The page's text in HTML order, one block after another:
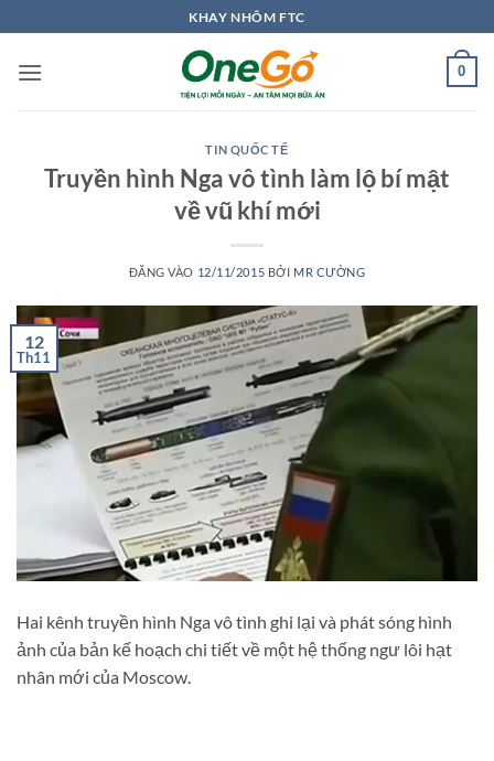
qua
nội
KHAY NHÔM FTC
0
TIN QUỐC TẾ
Truyền hình Nga vô tình làm lộ bí mật
về vũ khí mới
ĐĂNG VÀO 12/11/2015 BỞI MR CƯỜNG
12
Th11
Hai kênh truyền hình Nga vô tình ghi lại và phát sóng hình
ảnh của bản kế hoạch chi tiết về một hệ thống ngư lôi hạt
nhân mới của Moscow.